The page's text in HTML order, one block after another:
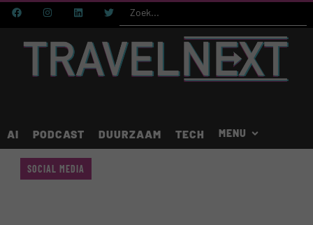
AI PODCAST DUURZAAM TECH
SOCIAL MEDIA